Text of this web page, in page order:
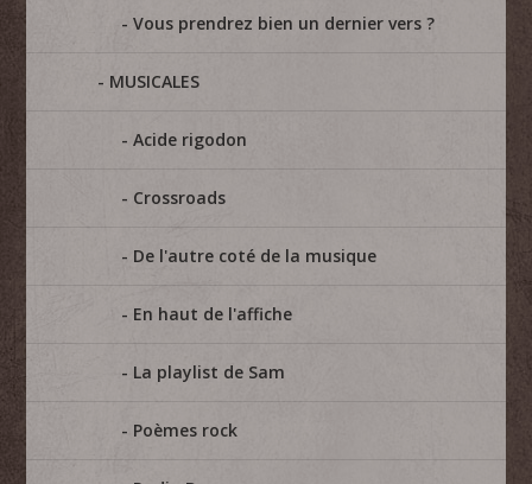
Vous prendrez bien un dernier vers ?
MUSICALES
Acide rigodon
Crossroads
De l'autre coté de la musique
En haut de l'affiche
La playlist de Sam
Poèmes rock